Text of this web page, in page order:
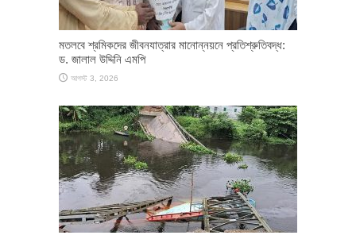
মতলবে শ্রমিকদের জীবনযাত্রার মানোন্নয়নে প্রতিশ্রুতিবদ্ধ:
ড. জালাল উদ্দিনি এমপি
আগস্ট 3, 2026